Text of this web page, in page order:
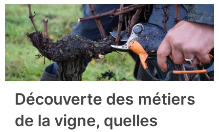
Découverte des métiers
de la vigne, quelles